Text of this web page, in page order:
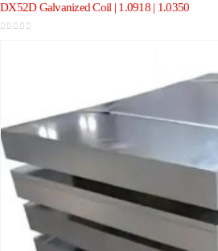
DX52D Galvanized Coil | 1.0918 | 1.0350